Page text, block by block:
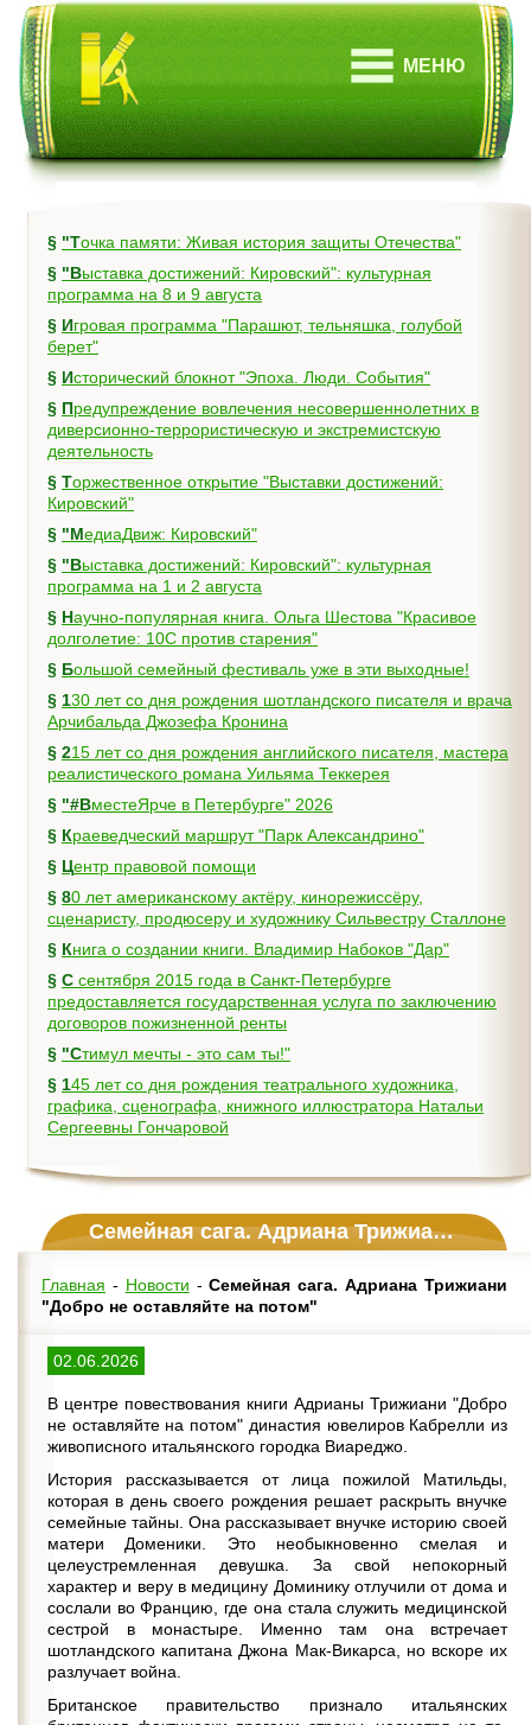
МЕНЮ
§
"Точка памяти: Живая история защиты Отечества"
§ "Выставка достижений: Кировский": культурная
программа на 8 и 9 августа
§ Игровая программа "Парашют, тельняшка, голубой
берет"
§
Исторический блокнот "Эпоха. Люди. События"
§ Предупреждение вовлечения несовершеннолетних в
диверсионно-террористическую и экстремистскую
деятельность
§ Торжественное открытие "Выставки достижений:
Кировский"
§
"МедиаДвиж: Кировский"
§ "Выставка достижений: Кировский": культурная
программа на 1 и 2 августа
§ Научно-популярная книга. Ольга Шестова "Красивое
долголетие: 10C против старения"
§
Большой семейный фестиваль уже в эти выходные!
§ 130 лет со дня рождения шотландского писателя и врача
Арчибальда Джозефа Кронина
§ 215 лет со дня рождения английского писателя, мастера
реалистического романа Уильяма Теккерея
§
"#ВместеЯрче в Петербурге" 2026
§
Краеведческий маршрут "Парк Александрино"
§
Центр правовой помощи
§ 80 лет американскому актёру, кинорежиссёру,
сценаристу, продюсеру и художнику Сильвестру Сталлоне
§
Книга о создании книги. Владимир Набоков "Дар"
§ С сентября 2015 года в Санкт-Петербурге
предоставляется государственная услуга по заключению
договоров пожизненной ренты
§
"Стимул мечты - это сам ты!"
§ 145 лет со дня рождения театрального художника,
графика, сценографа, книжного иллюстратора Натальи
Сергеевны Гончаровой
Семейная сага. Адриана Трижиани "Добро не оставляйте на потом"
Главная - Новости -Семейная сага. Адриана Трижиани
"Добро не оставляйте на потом"
02.06.2026
В центре повествования книги Адрианы Трижиани "Добро
не оставляйте на потом" династия ювелиров Кабрелли из
живописного итальянского городка Виареджо.
История рассказывается от лица пожилой Матильды,
которая в день своего рождения решает раскрыть внучке
семейные тайны. Она рассказывает внучке историю своей
матери Доменики. Это необыкновенно смелая и
целеустремленная девушка. За свой непокорный
характер и веру в медицину Доминику отлучили от дома и
сослали во Францию, где она стала служить медицинской
сестрой в монастыре. Именно там она встречает
шотландского капитана Джона Мак-Викарса, но вскоре их
разлучает война.
Британское правительство признало итальянских